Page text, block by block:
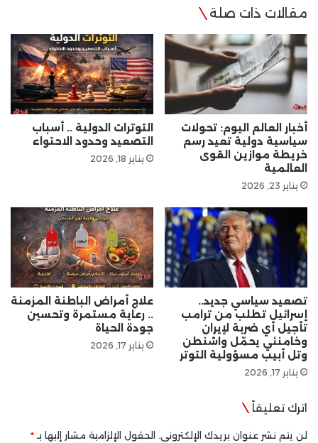
مقالات ذات صلة
أخبار العالم اليوم: تحولات
سياسية دولية تعيد رسم
خريطة موازين القوى
العالمية
يناير 23, 2026
التوترات الدولية .. أسباب
التصعيد وحدود الاحتواء
يناير 18, 2026
تصعيد سياسي جديد..
إسرائيل تطلب من ترامب
تأجيل أي ضربة لإيران
وخامنئي يحمّل واشنطن
وتل أبيب مسؤولية التوتر
يناير 17, 2026
علاج أمراض الباطنة المزمنة
.. رعاية مستمرة وتحسين
جودة الحياة
يناير 17, 2026
اترك تعليقاً
لن يتم نشر عنوان بريدك الإلكتروني. الحقول الإلزامية مشار إليها بـ*